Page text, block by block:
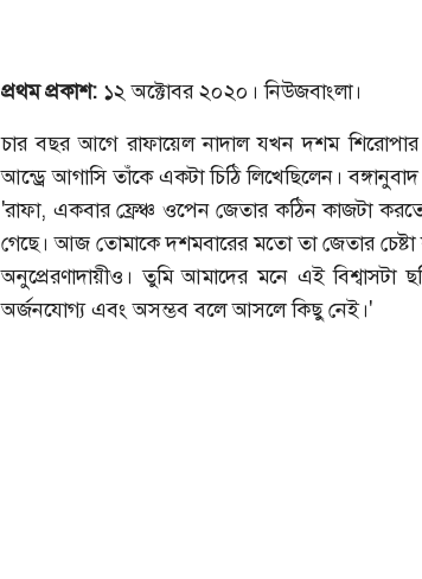
প্রথম প্রকাশ: ১২ অক্টোবর ২০২০। নিউজবাংলা।
চার বছর আগে রাফায়েল নাদাল যখন দশম শিরোপার
আন্ড্রে আগাসি তাঁকে একটা চিঠি লিখেছিলেন।
'রাফা, একবার ফ্রেঞ্চ ওপেন জেতার কঠিন কাজটা
গেছে। আজ তোমাকে দশমবারের মতো তা জেতার
অনুপ্রেরণাদায়ীও। তুমি আমাদের মনে এই
অর্জনযোগ্য এবং অসম্ভব বলে আসলে কিছু নেই।'